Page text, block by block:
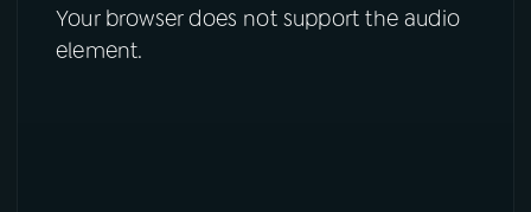
Your browser does not support the audio
element.